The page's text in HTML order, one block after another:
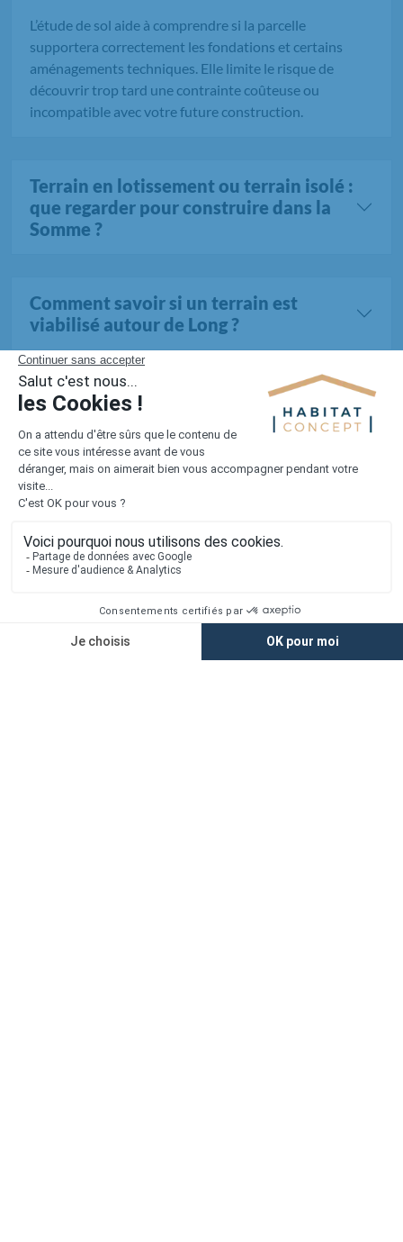
L’étude de sol aide à comprendre si la parcelle
supportera correctement les fondations et certains
aménagements techniques. Elle limite le risque de
découvrir trop tard une contrainte coûteuse ou
incompatible avec votre future construction.
Terrain en lotissement ou terrain isolé :
que regarder pour construire dans la
Somme ?
Comment savoir si un terrain est
viabilisé autour de Long ?
Tous les terrains dans la Somme (790 au total)
1er constructeur régional de maisons individuelles dans la moitié
nord de la France